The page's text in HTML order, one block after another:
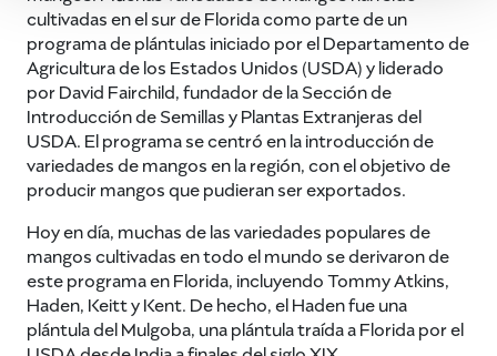
cultivadas en el sur de Florida como parte de un
programa de plántulas iniciado por el Departamento de
Agricultura de los Estados Unidos (USDA) y liderado
por David Fairchild, fundador de la Sección de
Introducción de Semillas y Plantas Extranjeras del
USDA. El programa se centró en la introducción de
variedades de mangos en la región, con el objetivo de
producir mangos que pudieran ser exportados.
Hoy en día, muchas de las variedades populares de
mangos cultivadas en todo el mundo se derivaron de
este programa en Florida, incluyendo Tommy Atkins,
Haden, Keitt y Kent. De hecho, el Haden fue una
plántula del Mulgoba, una plántula traída a Florida por el